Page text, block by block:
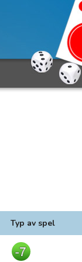
Typ av spel